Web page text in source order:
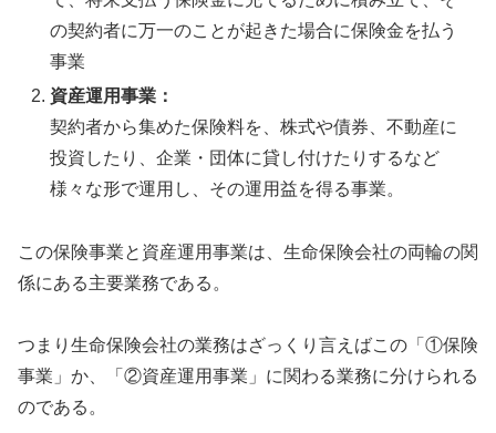
の契約者に万一のことが起きた場合に保険金を払う
事業
資産運用事業：
契約者から集めた保険料を、株式や債券、不動産に
投資したり、企業・団体に貸し付けたりするなど
様々な形で運用し、その運用益を得る事業。
この保険事業と資産運用事業は、生命保険会社の両輪の関
係にある主要業務である。
つまり生命保険会社の業務はざっくり言えばこの「①保険
事業」か、「②資産運用事業」に関わる業務に分けられる
のである。